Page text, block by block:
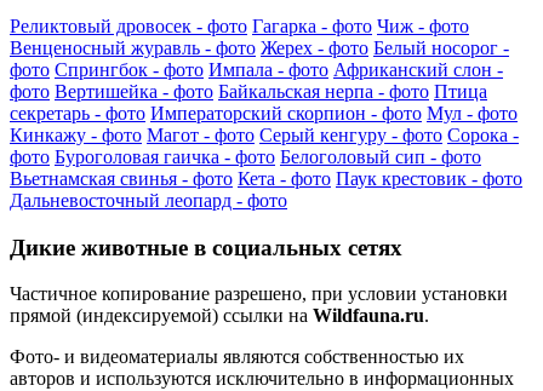
Реликтовый дровосек - фото Гагарка - фото Чиж - фото
Венценосный журавль - фото Жерех - фото Белый носорог -
фото Спрингбок - фото Импала - фото Африканский слон -
фото Вертишейка - фото Байкальская нерпа - фото Птица
секретарь - фото Императорский скорпион - фото Мул - фото
Кинкажу - фото Магот - фото Серый кенгуру - фото Сорока -
фото Буроголовая гаичка - фото Белоголовый сип - фото
Вьетнамская свинья - фото Кета - фото Паук крестовик - фото
Дальневосточный леопард - фото
Дикие животные в социальных сетях
Частичное копирование разрешено, при условии установки
прямой (индексируемой) ссылки на Wildfauna.ru.
Фото- и видеоматериалы являются собственностью их
авторов и используются исключительно в информационных